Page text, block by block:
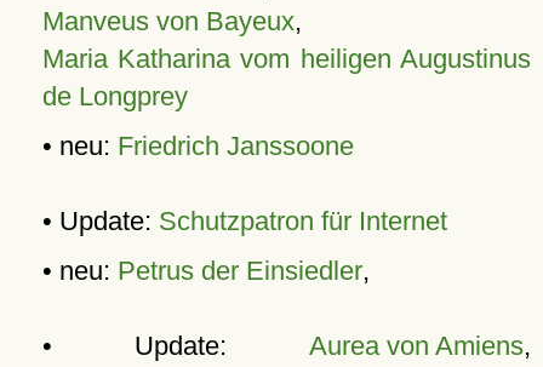
Manveus von Bayeux,
Maria Katharina vom heiligen Augustinus
de Longprey
• neu: Friedrich Janssoone
• Update: Schutzpatron für Internet
• neu: Petrus der Einsiedler,
• Update: Aurea von Amiens,